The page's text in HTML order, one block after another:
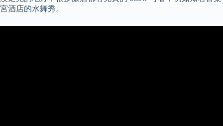
宮酒店的水舞秀。